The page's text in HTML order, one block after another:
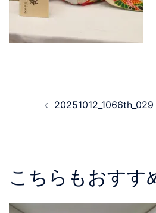
20251012_1066th_029
こちらもおすす